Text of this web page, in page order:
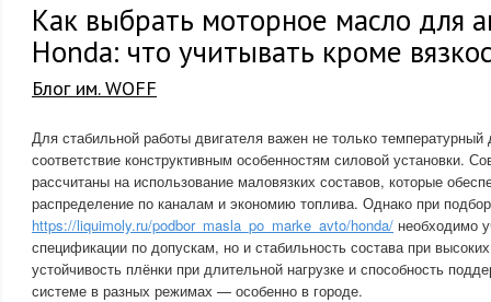
Как выбрать моторное масло для
Honda: что учитывать кроме
Блог им. WOFF
Для стабильной работы двигателя важен не только
соответствие конструктивным особенностям силовой установки.
рассчитаны на использование маловязких составов, которые
распределение по каналам и экономию топлива. Однако при
https://liquimoly.ru/podbor_masla_po_marke_avto/honda/ необходимо
спецификации по допускам, но и стабильность состава при
устойчивость плёнки при длительной нагрузке и способность
системе в разных режимах — особенно в городе.